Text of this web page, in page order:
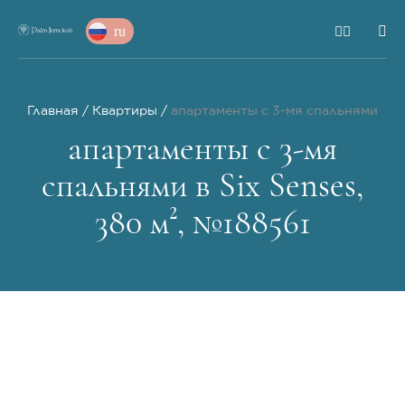
ru
Главная Квартиры апартаменты с 3-мя спальнями
апартаменты с 3-мя
спальнями в Six Senses,
380 м², №188561